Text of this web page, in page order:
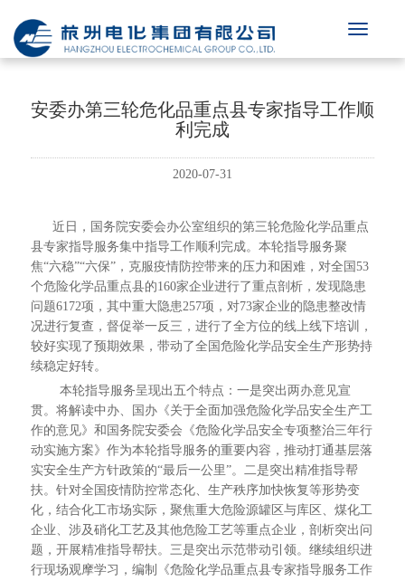
安委办第三轮危化品重点县专家指导工作顺
利完成
2020-07-31
近日，国务院安委会办公室组织的第三轮危险化学品重点
县专家指导服务集中指导工作顺利完成。本轮指导服务聚
焦“六稳”“六保”，克服疫情防控带来的压力和困难，对全国53
个危险化学品重点县的160家企业进行了重点剖析，发现隐患
问题6172项，其中重大隐患257项，对73家企业的隐患整改情
况进行复查，督促举一反三，进行了全方位的线上线下培训，
较好实现了预期效果，带动了全国危险化学品安全生产形势持
续稳定好转。
本轮指导服务呈现出五个特点：一是突出两办意见宣
贯。将解读中办、国办《关于全面加强危险化学品安全生产工
作的意见》和国务院安委会《危险化学品安全专项整治三年行
动实施方案》作为本轮指导服务的重要内容，推动打通基层落
实安全生产方针政策的“最后一公里”。二是突出精准指导帮
扶。针对全国疫情防控常态化、生产秩序加快恢复等形势变
化，结合化工市场实际，聚焦重大危险源罐区与库区、煤化工
企业、涉及硝化工艺及其他危险工艺等重点企业，剖析突出问
题，开展精准指导帮扶。三是突出示范带动引领。继续组织进
行现场观摩学习，编制《危险化学品重点县专家指导服务工作